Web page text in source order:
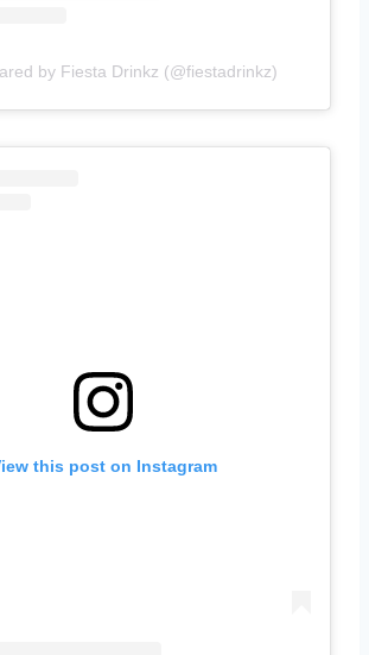
by Fiesta Drinkz (@fiestadrinkz)
this post on Instagram